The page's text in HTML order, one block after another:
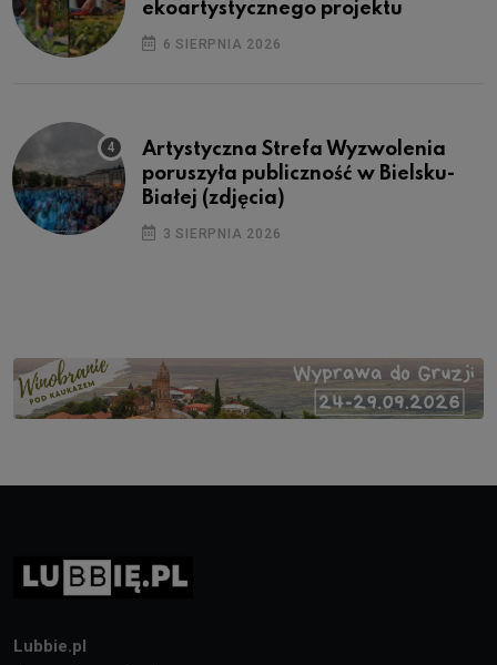
ekoartystycznego projektu
6 SIERPNIA 2026
Artystyczna Strefa Wyzwolenia
poruszyła publiczność w Bielsku-
Białej (zdjęcia)
3 SIERPNIA 2026
Lubbie.pl